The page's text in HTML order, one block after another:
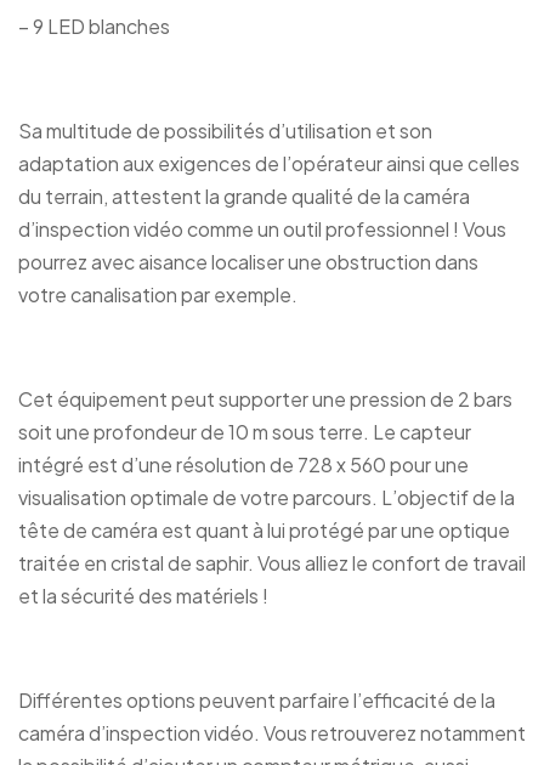
– 9 LED blanches
Sa multitude de possibilités d’utilisation et son
adaptation aux exigences de l’opérateur ainsi que celles
du terrain, attestent la grande qualité de la caméra
d’inspection vidéo comme un outil professionnel ! Vous
pourrez avec aisance localiser une obstruction dans
votre canalisation par exemple.
Cet équipement peut supporter une pression de 2 bars
soit une profondeur de 10 m sous terre. Le capteur
intégré est d’une résolution de 728 x 560 pour une
visualisation optimale de votre parcours. L’objectif de la
tête de caméra est quant à lui protégé par une optique
traitée en cristal de saphir. Vous alliez le confort de travail
et la sécurité des matériels !
Différentes options peuvent parfaire l’efficacité de la
caméra d’inspection vidéo. Vous retrouverez notamment